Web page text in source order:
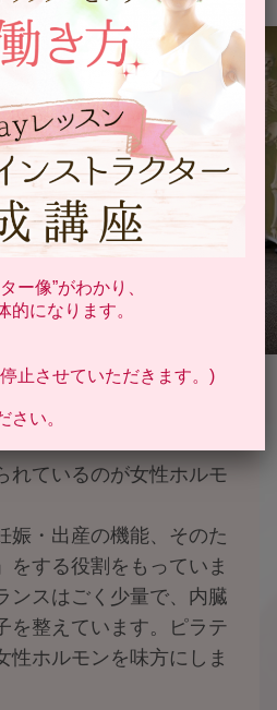
ランスを味方に
ス
れているのが女性ホルモ
娠・出産の機能、そのた
をする役割をもっていま
ンスはごく少量で、内臓
を整えています。ピラテ
性ホルモンを味方にしま
ー像”がわかり、
的になります。
止させていただきます。)
さい。